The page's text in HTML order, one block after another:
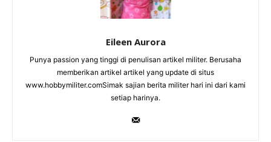
Eileen Aurora
Punya passion yang tinggi di penulisan artikel militer. Berusaha
memberikan artikel artikel yang update di situs
www.hobbymiliter.comSimak sajian berita militer hari ini dari kami
setiap harinya.